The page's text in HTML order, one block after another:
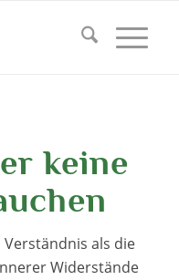
keine
als die
Widerstände